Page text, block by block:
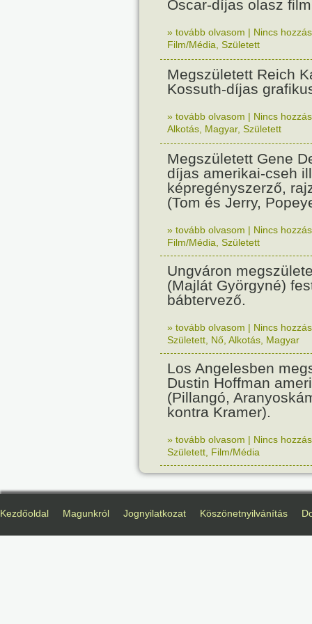
Oscar-díjas olasz
» tovább olvasom | Nincs
Film/Média Született
Megszületett Reich
Kossuth-díjas
» tovább olvasom | Nincs
Alkotás Magyar, Született
Megszületett Gene
díjas amerikai-cseh
képregényszerző,
(Tom és Jerry,
» tovább olvasom | Nincs
Film/Média Született
Ungváron
(Majlát Györgyné)
bábtervező.
» tovább olvasom | Nincs
Született Nő Alkotás Magyar
Los Angelesben
Dustin Hoffman
(Pillangó,
kontra Kramer).
» tovább olvasom | Nincs
Született Film/Média
Kezdőoldal Magunkról Jognyilatkozat Köszönetnyilvánítás